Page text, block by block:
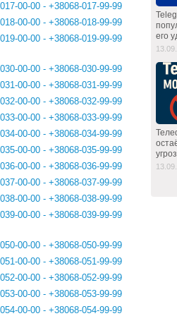
00-00 - +38068-017-99-99
00-00 - +38068-018-99-99
00-00 - +38068-019-99-99
00-00 - +38068-030-99-99
00-00 - +38068-031-99-99
00-00 - +38068-032-99-99
00-00 - +38068-033-99-99
00-00 - +38068-034-99-99
00-00 - +38068-035-99-99
00-00 - +38068-036-99-99
00-00 - +38068-037-99-99
00-00 - +38068-038-99-99
00-00 - +38068-039-99-99
00-00 - +38068-050-99-99
00-00 - +38068-051-99-99
00-00 - +38068-052-99-99
00-00 - +38068-053-99-99
00-00 - +38068-054-99-99
его